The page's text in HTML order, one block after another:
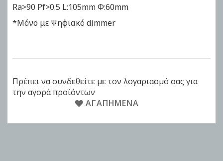
Ra>90 Pf>0.5 L:105mm Φ:60mm
*Μόνο με Ψηφιακό dimmer
Πρέπει να συνδεθείτε με τον λογαριασμό σας για
την αγορά προϊόντων
ΑΓΑΠΗΜΈΝΑ